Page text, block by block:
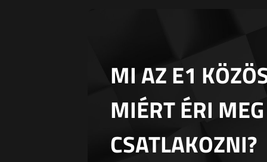
MI AZ E1
MIÉRT ÉRI MEG
CSATLAKOZNI?